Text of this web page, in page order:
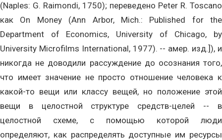
(Naples: G. Raimondi, 1750); переведено Peter R. Toscano
как On Money (Ann Arbor, Mich.: Published for the
Department of Economics, University of Chicago, by
University Microfilms International, 1977). -- амер. изд.]), и
никогда не доводили рассуждение до осознания того,
что имеет значение не просто отношение человека к
какой-то вещи или классу вещей, но положение этой
вещи в целостной структуре средств-целей -- в
целостной схеме, с помощью которой люди
определяют, как распределять доступные им ресурсы